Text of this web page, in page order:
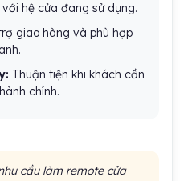
hệ cửa đang sử dụng.
giao hàng và phù hợp
Thuận tiện khi khách cần
chính.
cầu làm remote cửa